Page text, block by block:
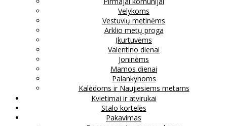
Velykoms
Vestuvių metinėms
Arklio metų proga
Įkurtuvėms
Valentino dienai
Joninėms
Mamos dienai
Palankynoms
Kalėdoms ir Naujiesiems metams
Kvietimai ir atvirukai
Stalo kortelės
Pakavimas